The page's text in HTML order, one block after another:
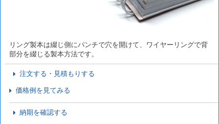
リング製本は綴じ側にパンチで穴を開けて、ワイヤーリングで背
部分を綴じる製本方法です。
注文する・見積もりする
価格例を見てみる
納期を確認する